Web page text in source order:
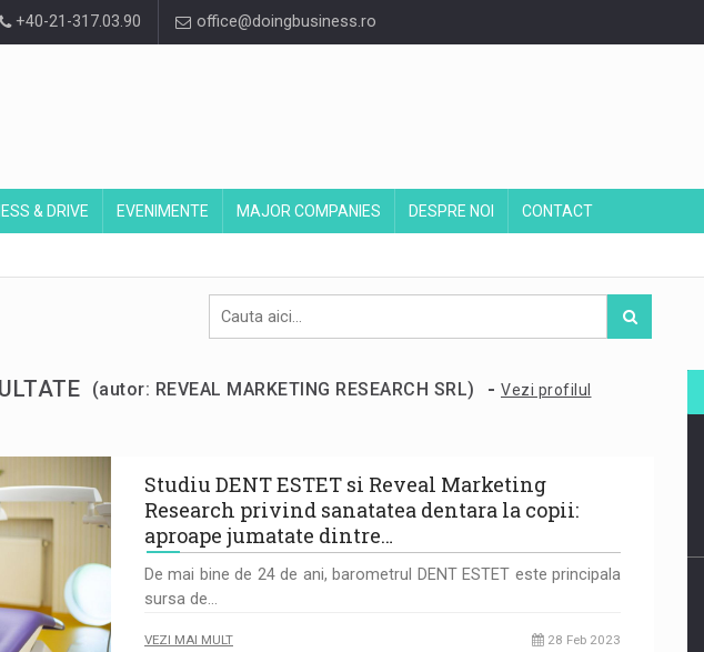
+40-21-317.03.90 office@doingbusiness.ro
& DRIVE EVENIMENTE MAJOR COMPANIES DESPRE NOI CONTACT
(autor: REVEAL MARKETING RESEARCH SRL) - Vezi profilul
Studiu DENT ESTET si Reveal Marketing
Research privind sanatatea dentara la copii:
aproape jumatate dintre…
De mai bine de 24 de ani, barometrul DENT ESTET este principala
sursa de…
VEZI MAI MULT 28 Feb 2023